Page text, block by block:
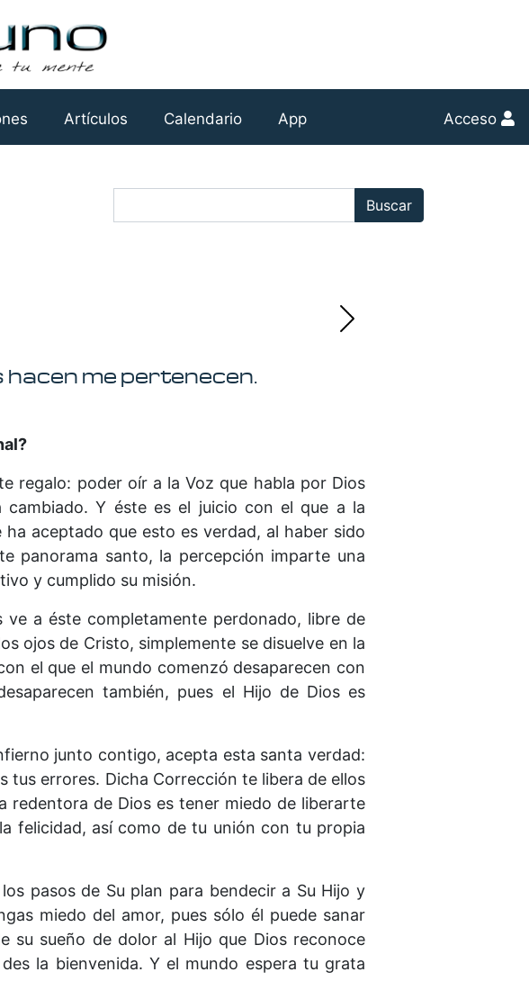
Artículos Calendario App Acceso
Buscar:
Buscar
me pertenecen.
regalo: poder oír a la Voz que habla por Dios
Y éste es el juicio con el que a la
aceptado que esto es verdad, al haber sido
panorama santo, la percepción imparte una
y cumplido su misión.
ve a éste completamente perdonado, libre de
ojos de Cristo, simplemente se disuelve en la
el que el mundo comenzó desaparecen con
también, pues el Hijo de Dios es
junto contigo, acepta esta santa verdad:
tus errores. Dicha Corrección te libera de ellos
redentora de Dios es tener miedo de liberarte
felicidad, así como de tu unión con tu propia
pasos de Su plan para bendecir a Su Hijo y
miedo del amor, pues sólo él puede sanar
su sueño de dolor al Hijo que Dios reconoce
la bienvenida. Y el mundo espera tu grata